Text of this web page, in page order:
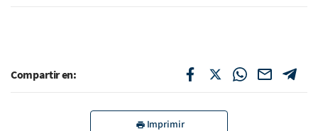
Compartir en:
Imprimir